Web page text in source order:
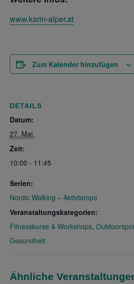
www.karin-alper.at
Zum Kalender hinzufügen
DETAILS
Datum:
27. Mai,
Zeit:
10:00 - 11:45
Serien:
Nordic Walking – Aktivtempo
Veranstaltungskategorien:
Fitnesskurse & Workshops,
Gesundheit
Ähnliche